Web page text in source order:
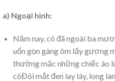
a) Ngoại hình:
Năm nay, cô đã ngoài ba
uốn gọn gàng ôm lấy gương
thường mặc những chiếc áo
côĐôi mắt đen lay láy, long